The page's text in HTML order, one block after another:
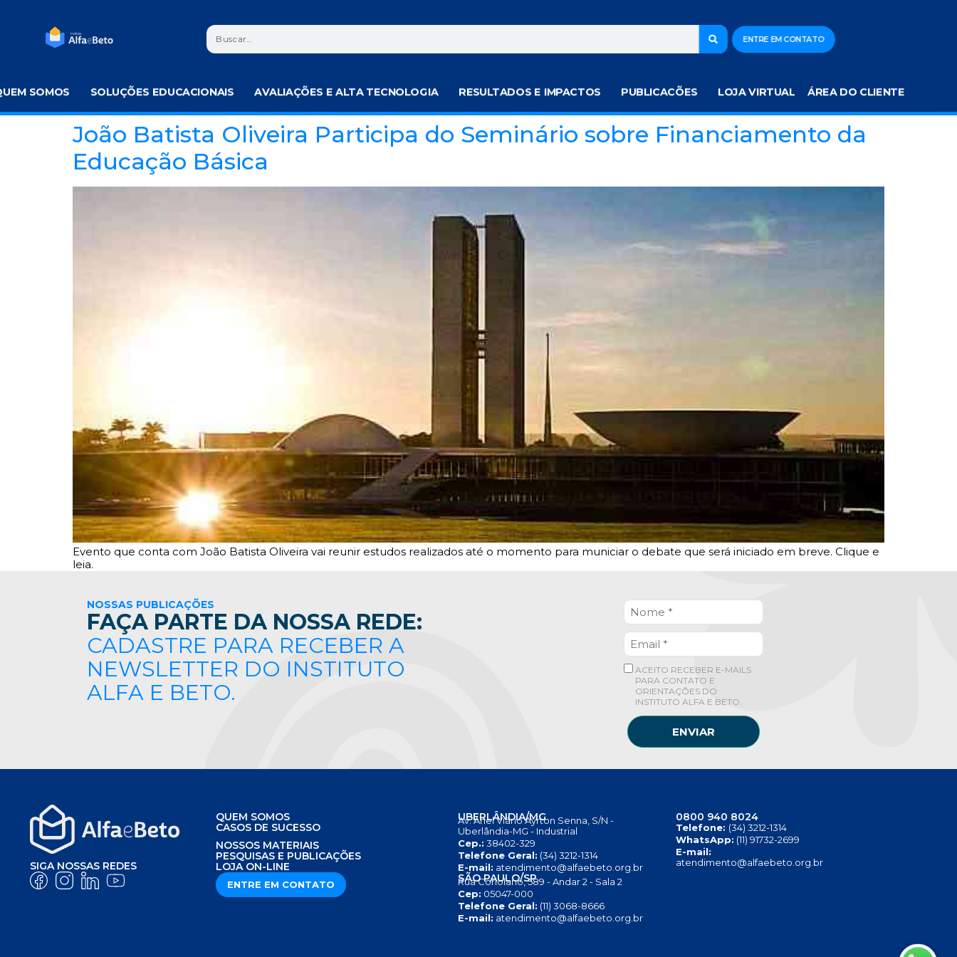
ENTRE EM CONTATO
SOMOS SOLUÇÕES EDUCACIONAIS AVALIAÇÕES E ALTA TECNOLOGIA RESULTADOS E IMPACTOS PUBLICACÕES LOJA VIRTUAL ÁREA DO CLIENTE
João Batista Oliveira Participa do Seminário sobre Financiamento da
Educação Básica
Evento que conta com João Batista Oliveira vai reunir estudos realizados até o momento para municiar o debate que será iniciado em breve. Clique e
leia.
NOSSAS PUBLICAÇÕES
FAÇA PARTE DA NOSSA REDE:
CADASTRE PARA RECEBER A
NEWSLETTER DO INSTITUTO
ALFA E BETO.
ACEITO RECEBER E-MAILS
PARA CONTATO E
ORIENTAÇÕES DO
INSTITUTO ALFA E BETO.
ENVIAR
SIGA NOSSAS REDES
QUEM SOMOS
CASOS DE SUCESSO
NOSSOS MATERIAIS
PESQUISAS E PUBLICAÇÕES
LOJA ON-LINE
ENTRE EM CONTATO
UBERLÂNDIA/MG
Av. Anel Viário Ayrton Senna, S/N -
Uberlândia-MG - Industrial
Cep.: 38402-329
Telefone Geral: (34) 3212-1314
E-mail: atendimento@alfaebeto.org.br
SÃO PAULO/SP
Rua Coriolano, 589 - Andar 2 - Sala 2
Cep: 05047-000
Telefone Geral: (11) 3068-8666
E-mail: atendimento@alfaebeto.org.br
0800 940 8024
Telefone: (34) 3212-1314
WhatsApp: (11) 91732-2699
E-mail:
atendimento@alfaebeto.org.br